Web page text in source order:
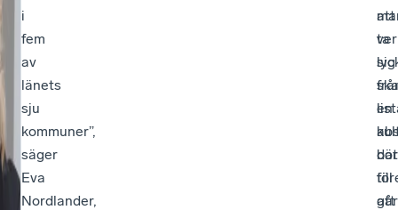
i
fem
av
länets
sju
kommuner”,
säger
Eva
Nordlander,
en
där
går
att
ta
sig
till
att